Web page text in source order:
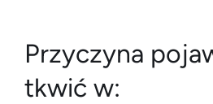
Przyczyna
tkwić w: